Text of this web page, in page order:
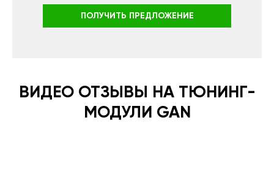
ПОЛУЧИТЬ ПРЕДЛОЖЕНИЕ
ВИДЕО ОТЗЫВЫ НА ТЮНИНГ-
МОДУЛИ GAN